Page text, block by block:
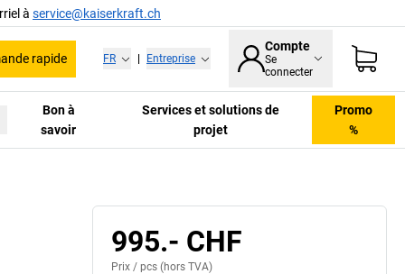
à service@kaiserkraft.ch
rapide FR Entreprise
Compte
Se
connecter
Bon à
savoir
Services et solutions de
projet
Promo
%
995.- CHF
Prix / pcs (hors TVA)